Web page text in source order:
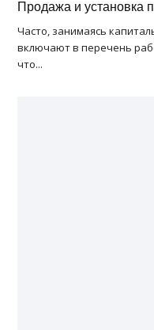
Продажа и установка
Часто, занимаясь
включают в перечень
что...